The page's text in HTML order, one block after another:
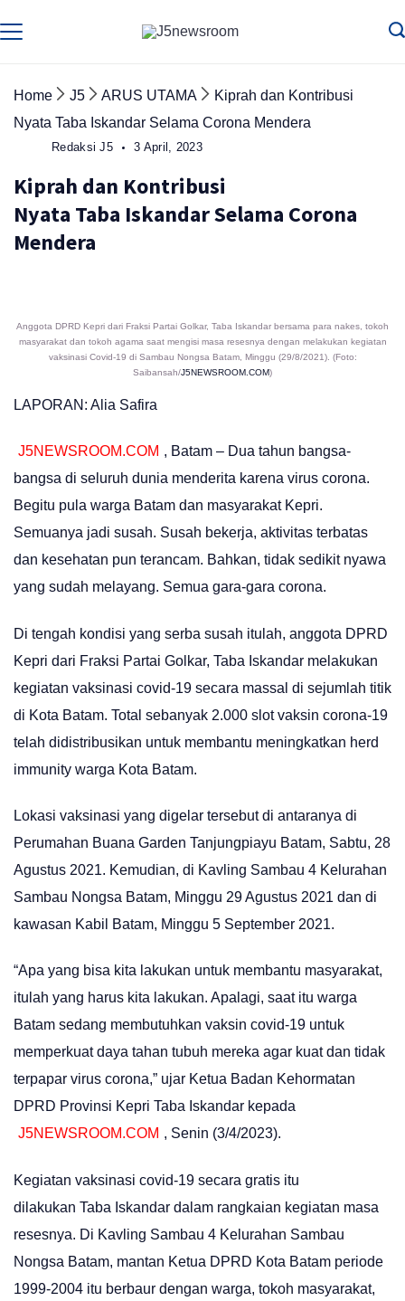
to
Home J5 ARUS UTAMA
Kiprah dan Kontribusi
Nyata Taba Iskandar Selama Corona Mendera
Redaksi J5 3 April, 2023
Kiprah dan Kontribusi
Nyata Taba Iskandar Selama Corona
Mendera
Anggota DPRD Kepri dari Fraksi Partai Golkar, Taba Iskandar bersama para nakes, tokoh
masyarakat dan tokoh agama saat mengisi masa resesnya dengan melakukan kegiatan
vaksinasi Covid-19 di Sambau Nongsa Batam, Minggu (29/8/2021). (Foto:
Saibansah/J5NEWSROOM.COM)
LAPORAN: Alia Safira
J5NEWSROOM.COM , Batam – Dua tahun bangsa-
bangsa di seluruh dunia menderita karena virus corona.
Begitu pula warga Batam dan masyarakat Kepri.
Semuanya jadi susah. Susah bekerja, aktivitas terbatas
dan kesehatan pun terancam. Bahkan, tidak sedikit nyawa
yang sudah melayang. Semua gara-gara corona.
Di tengah kondisi yang serba susah itulah, anggota DPRD
Kepri dari Fraksi Partai Golkar, Taba Iskandar melakukan
kegiatan vaksinasi covid-19 secara massal di sejumlah titik
di Kota Batam. Total sebanyak 2.000 slot vaksin corona-19
telah didistribusikan untuk membantu meningkatkan herd
immunity warga Kota Batam.
Lokasi vaksinasi yang digelar tersebut di antaranya di
Perumahan Buana Garden Tanjungpiayu Batam, Sabtu, 28
Agustus 2021. Kemudian, di Kavling Sambau 4 Kelurahan
Sambau Nongsa Batam, Minggu 29 Agustus 2021 dan di
kawasan Kabil Batam, Minggu 5 September 2021.
“Apa yang bisa kita lakukan untuk membantu masyarakat,
itulah yang harus kita lakukan. Apalagi, saat itu warga
Batam sedang membutuhkan vaksin covid-19 untuk
memperkuat daya tahan tubuh mereka agar kuat dan tidak
terpapar virus corona,” ujar Ketua Badan Kehormatan
DPRD Provinsi Kepri Taba Iskandar kepada
J5NEWSROOM.COM , Senin (3/4/2023).
Kegiatan vaksinasi covid-19 secara gratis itu
dilakukan Taba Iskandar dalam rangkaian kegiatan masa
resesnya. Di Kavling Sambau 4 Kelurahan Sambau
Nongsa Batam, mantan Ketua DPRD Kota Batam periode
1999-2004 itu berbaur dengan warga, tokoh masyarakat,